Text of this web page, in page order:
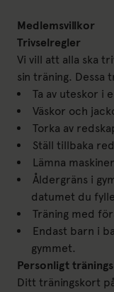
Medlemsvillkor
Trivselregler
Vi vill att alla ska
sin träning. Dessa
Ta av uteskor i
Väskor och
Torka av
Ställ tillbaka
Lämna
Åldergräns i
datumet du
Träning med
Endast barn i
gymmet.
Personligt
Ditt träningskort